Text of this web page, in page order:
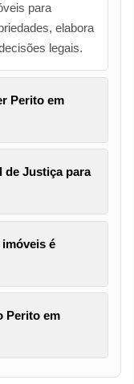
para
elabora
legais.
Perito em
de Justiça para
é
Perito em